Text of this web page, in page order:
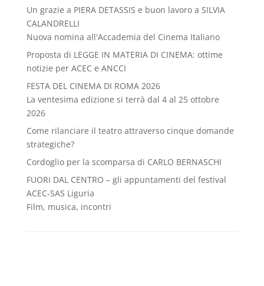
Un grazie a PIERA DETASSIS e buon lavoro a SILVIA
CALANDRELLI
Nuova nomina all'Accademia del Cinema Italiano
Proposta di LEGGE IN MATERIA DI CINEMA: ottime
notizie per ACEC e ANCCI
FESTA DEL CINEMA DI ROMA 2026
La ventesima edizione si terrà dal 4 al 25 ottobre
2026
Come rilanciare il teatro attraverso cinque domande
strategiche?
Cordoglio per la scomparsa di CARLO BERNASCHI
FUORI DAL CENTRO – gli appuntamenti del festival
ACEC-SAS Liguria
Film, musica, incontri